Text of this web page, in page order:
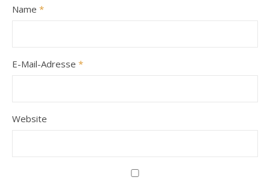
Name *
E-Mail-Adresse *
Website